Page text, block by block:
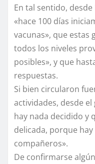
En tal sentido,
«hace 100 días
vacunas», que estas
todos los niveles
posibles», y que
respuestas.
Si bien circularon
actividades, desde
hay nada decidido y
delicada, porque
compañeros».
De confirmarse